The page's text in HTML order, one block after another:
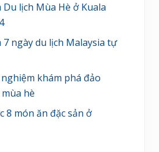
lịch Mùa Hè ở Kuala
7 ngày du lịch Malaysia tự
khám phá đảo
hè
8 món ăn đặc sản ở